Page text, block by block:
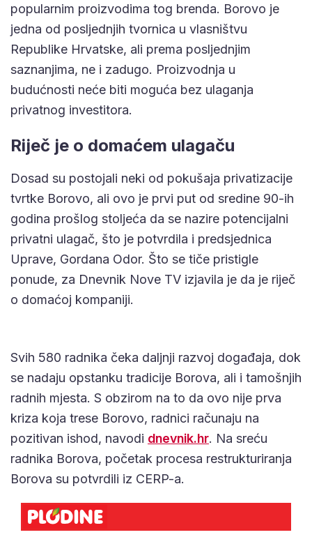
popularnim proizvodima tog brenda. Borovo je
jedna od posljednjih tvornica u vlasništvu
Republike Hrvatske, ali prema posljednjim
saznanjima, ne i zadugo. Proizvodnja u
budućnosti neće biti moguća bez ulaganja
privatnog investitora.
Riječ je o domaćem ulagaču
Dosad su postojali neki od pokušaja privatizacije
tvrtke Borovo, ali ovo je prvi put od sredine 90-ih
godina prošlog stoljeća da se nazire potencijalni
privatni ulagač, što je potvrdila i predsjednica
Uprave, Gordana Odor. Što se tiče pristigle
ponude, za Dnevnik Nove TV izjavila je da je riječ
o domaćoj kompaniji.
Svih 580 radnika čeka daljnji razvoj događaja, dok
se nadaju opstanku tradicije Borova, ali i tamošnjih
radnih mjesta. S obzirom na to da ovo nije prva
kriza koja trese Borovo, radnici računaju na
pozitivan ishod, navodi dnevnik.hr. Na sreću
radnika Borova, početak procesa restrukturiranja
Borova su potvrdili iz CERP-a.